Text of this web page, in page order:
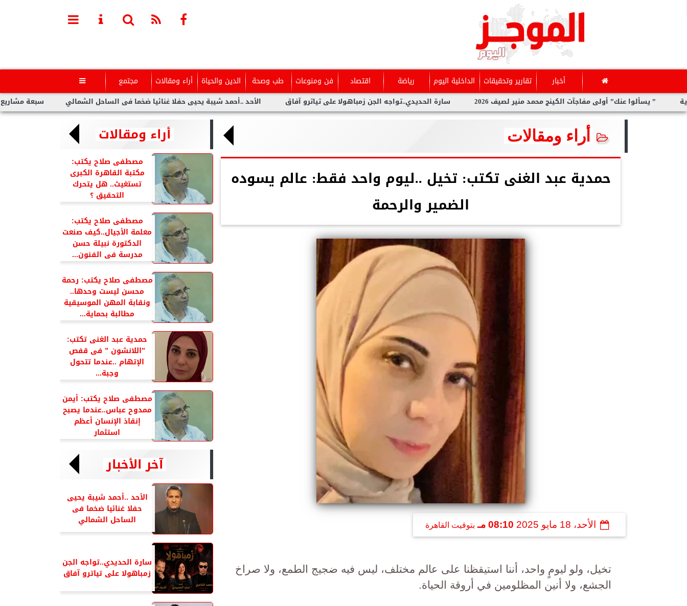
أخبار تقارير وتحقيقات الداخلية اليوم رياضة اقتصاد فن ومنوعات طب وصحة الدين والحياة أراء ومقالات مجتمع 
سبعة مشاريع لفنانين الأحد ..أحمد شيبة يحيى حفلا غنائيا ضخما فى الساحل الشمالي سارة الحديدي..تواجه الجن زمباهولا على تياترو آفاق ” يسألوا عنك” أولى مفاجآت الكينج محمد منير لصيف 2026
أراء ومقالات
حمدية عبد الغنى تكتب: تخيل ..ليوم واحد فقط: عالم يسوده
الضمير والرحمة
الأحد، 18 مايو 2025 08:10 مـ بتوقيت القاهرة
تخيل، ولو ليومٍ واحد، أننا استيقظنا على عالم مختلف، ليس فيه ضجيج الطمع، ولا صراخ
الجشع، ولا أنين المظلومين في أروقة الحياة.
أراء ومقالات
مصطفى صلاح يكتب:
مكتبة القاهرة الكبرى
تستغيث.. هل يتحرك
التحقيق ؟
مصطفى صلاح يكتب:
معلمة الأجيال..كيف صنعت
الدكتورة نبيلة حسن
مدرسة فى الفنون...
مصطفى صلاح يكتب: رحمة
محسن ليست وحدها..
ونقابة المهن الموسيقية
مطالبة بحماية...
حمدية عبد الغنى تكتب:
”اللانشون ” فى قفص
الإتهام ..عندما تتحول
وجبة...
مصطفى صلاح يكتب: أيمن
ممدوح عباس..عندما يصبح
إنقاذ الإنسان أعظم
استثمار
آخر الأخبار
الأحد ..أحمد شيبة يحيى
حفلا غنائيا ضخما فى
الساحل الشمالي
سارة الحديدي..تواجه الجن
زمباهولا على تياترو آفاق